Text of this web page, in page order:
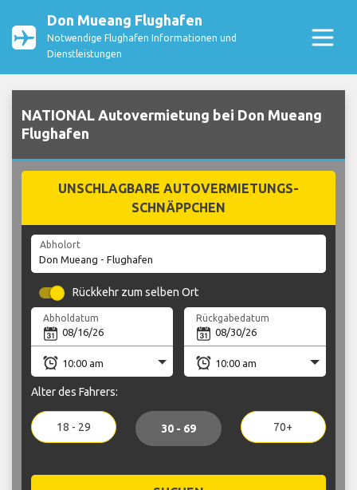
Don Mueang Flughafen
Notwendige Flughafen Informationen und
Dienstleistungen
NATIONAL Autovermietung bei Don Mueang
Flughafen
UNSCHLAGBARE AUTOVERMIETUNGS-
SCHNÄPPCHEN
Abholort
Rückkehr zum selben Ort
Abholdatum Rückgabedatum
Alter des Fahrers:
18 - 29 30 - 69 70+